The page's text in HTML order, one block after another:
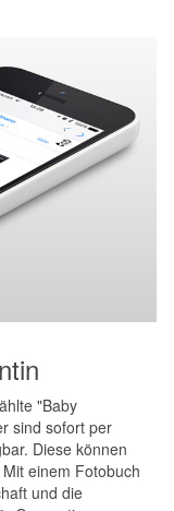
"Baby
sind sofort per
Diese können
einem Fotobuch
und die